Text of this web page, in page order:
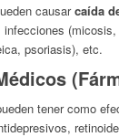
causarcaída
psoriasis), etc.
tener como